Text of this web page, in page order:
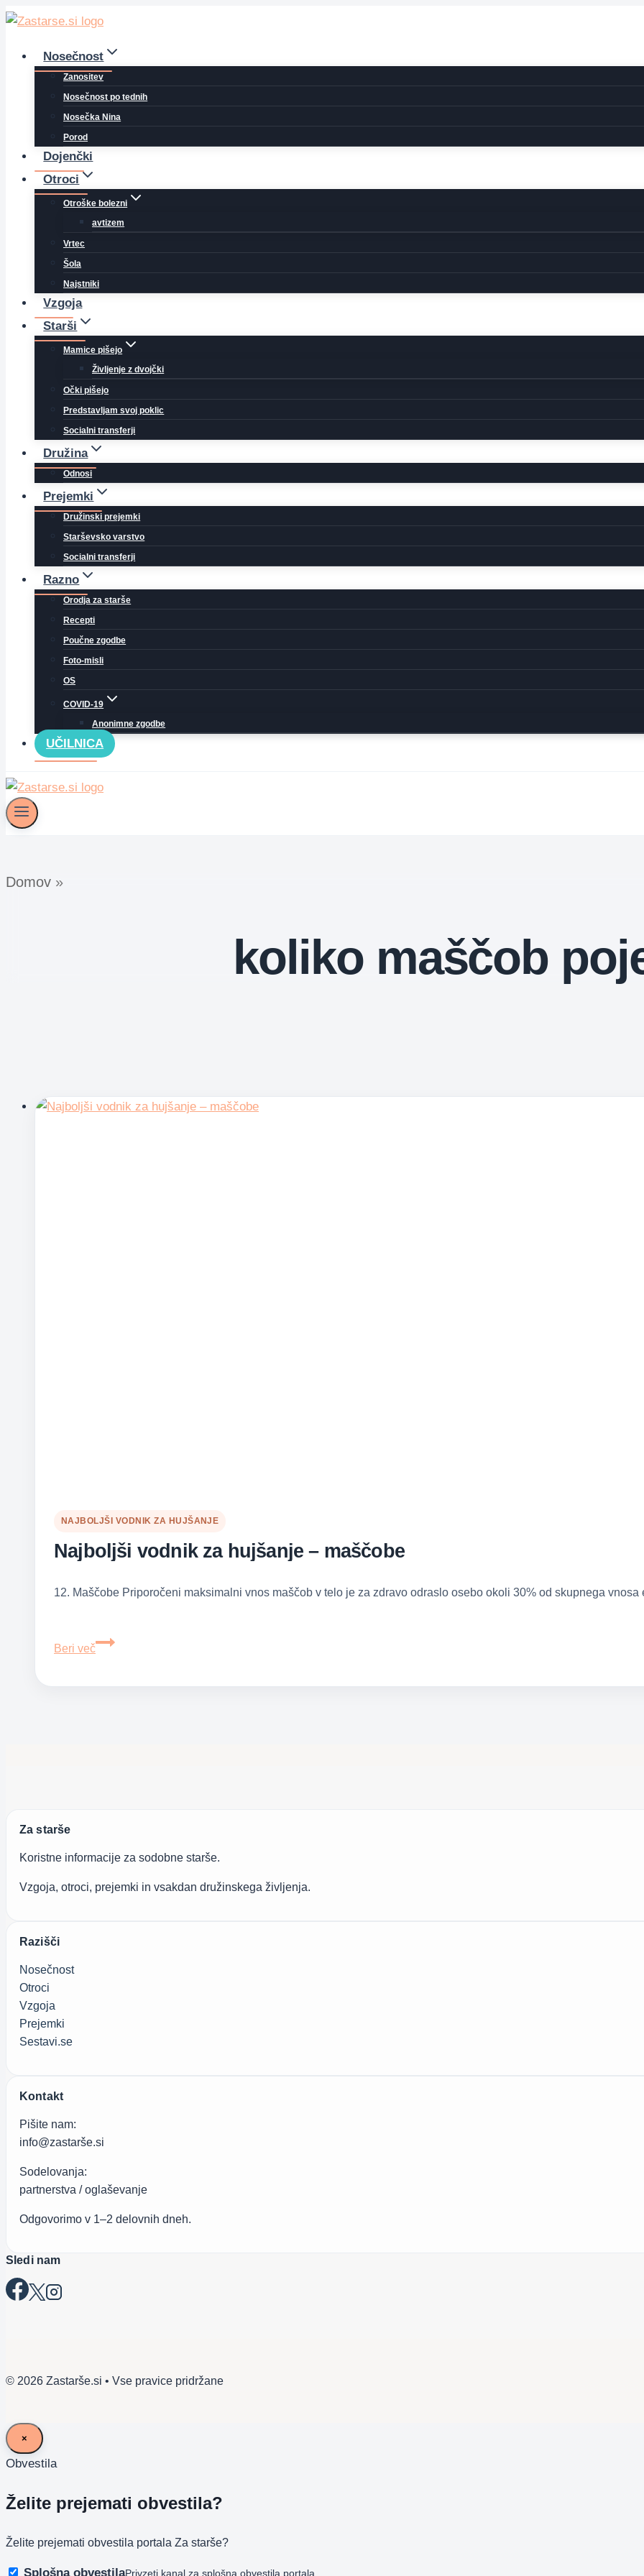
Skip
contentNosečnost
Zanositev
Nosečnost po tednih
Nosečka Nina
Porod
Dojenčki
Otroci
Otroške bolezni
avtizem
Vrtec
Šola
Najstniki
Vzgoja
Starši
Mamice pišejo
Življenje z dvojčki
Očki pišejo
Predstavljam svoj poklic
Socialni transferji
Družina
Odnosi
Prejemki
Družinski prejemki
Starševsko varstvo
Socialni transferji
Razno
Orodja za starše
Recepti
Poučne zgodbe
Foto-misli
OS
COVID-19
Anonimne zgodbe
UČILNICA
Domov »
koliko maščob
NAJBOLJŠI VODNIK ZA HUJŠANJE
Najboljši vodnik za hujšanje – maščobe
12. Maščobe Priporočeni maksimalni vnos maščob v telo je za zdravo odraslo osebo okoli 30% od skupnega
Beri več
Najboljši
Za starše
Koristne informacije za sodobne starše.
Vzgoja, otroci, prejemki in vsakdan družinskega življenja.
Razišči
Nosečnost
Otroci
Vzgoja
Prejemki
Sestavi.se
Kontakt
Pišite nam:
info@zastarše.si
Sodelovanja:
partnerstva / oglaševanje
Odgovorimo v 1–2 delovnih dneh.
Sledi nam
© 2026 Zastarše.si • Vse pravice pridržane
×
Obvestila
Želite prejemati obvestila?
Želite prejemati obvestila portala Za starše?
Splošna obvestilaPrivzeti kanal za splošna obvestila portala.